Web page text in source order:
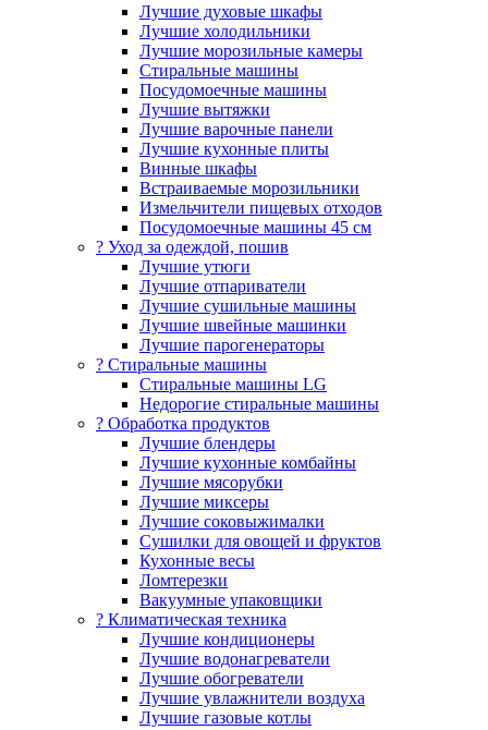
Лучшие духовые шкафы
Лучшие холодильники
Лучшие морозильные камеры
Стиральные машины
Посудомоечные машины
Лучшие вытяжки
Лучшие варочные панели
Лучшие кухонные плиты
Винные шкафы
Встраиваемые морозильники
Измельчители пищевых отходов
Посудомоечные машины 45 см
? Уход за одеждой, пошив
Лучшие утюги
Лучшие отпариватели
Лучшие сушильные машины
Лучшие швейные машинки
Лучшие парогенераторы
? Стиральные машины
Стиральные машины LG
Недорогие стиральные машины
? Обработка продуктов
Лучшие блендеры
Лучшие кухонные комбайны
Лучшие мясорубки
Лучшие миксеры
Лучшие соковыжималки
Сушилки для овощей и фруктов
Кухонные весы
Ломтерезки
Вакуумные упаковщики
?️ Климатическая техника
Лучшие кондиционеры
Лучшие водонагреватели
Лучшие обогреватели
Лучшие увлажнители воздуха
Лучшие газовые котлы